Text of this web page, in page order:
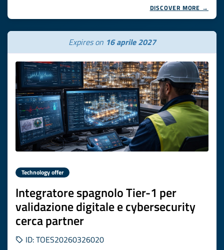
DISCOVER MORE →
Expires on 16 aprile 2027
Technology offer
Integratore spagnolo Tier-1 per
validazione digitale e cybersecurity
cerca partner
ID: TOES20260326020